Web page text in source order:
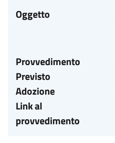
Oggetto
Provvedimento
Previsto
Adozione
Link al
provvedimento